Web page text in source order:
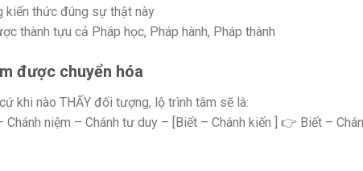
kiến thức đúng sự thật này
thành tựu cả Pháp học, Pháp hành, Pháp thành
được chuyển hóa
khi nào THẤY đối tượng, lộ trình tâm sẽ là:
niệm – Chánh tư duy – [Biết – Chánh kiến ] 👉 Biết –